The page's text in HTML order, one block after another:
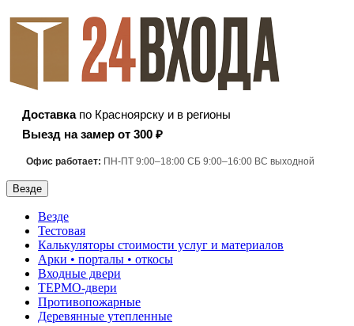
Доставкапо Красноярску и в регионы
Выезд на замер от 300 ₽
Офис работает: ПН-ПТ 9:00–18:00 СБ 9:00–16:00 ВС выходной
Везде
Везде
Тестовая
Калькуляторы стоимости услуг и материалов
Арки • порталы • откосы
Входные двери
ТЕРМО-двери
Противопожарные
Деревянные утепленные